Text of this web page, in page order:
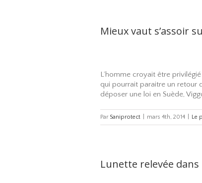
Mieux vaut s’assoir
L’homme croyait être
qui pourrait paraitre un retour
déposer une loi en Suède,
Par Saniprotect mars 4th, 2014 Le
Lunette relevée